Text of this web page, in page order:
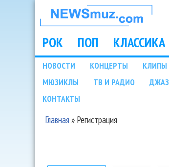
НОВОСТИ
МУЗЫКИ И
ШОУ БИЗНЕСА
NEWSMUZ.COM
Main menu
РОК ПОП КЛАССИКА
Подразделы
НОВОСТИ КОНЦЕРТЫ КЛИПЫ
МЮЗИКЛЫ
ТВ И РАДИО ДЖАЗ
КОНТАКТЫ
Главная» Регистрация